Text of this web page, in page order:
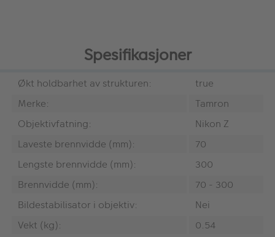
Spesifikasjoner
Økt holdbarhet av strukturen:
true
Merke:
Tamron
Objektivfatning:
Nikon Z
Laveste brennvidde (mm):
70
Lengste brennvidde (mm):
300
Brennvidde (mm):
70 - 300
Bildestabilisator i objektiv:
Nei
Vekt (kg):
0.54